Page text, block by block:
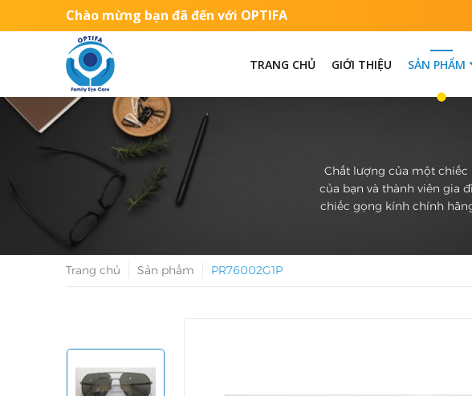
Chào mừng bạn đã đến với OPTIFA
TRANG CHỦ GIỚI THIỆU SẢN PHẨM
Chất lượng của một
của bạn và thành viên gia
chiếc gọng kính chính
Trang chủ Sản phẩm PR76002G1P